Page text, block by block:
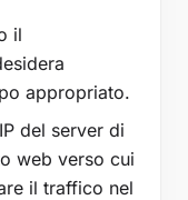
il
appropriato.
del server di
web verso cui
il traffico nel